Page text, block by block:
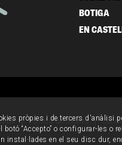
BOTIGA
EN
Política de cookies
pròpies i de tercers d'anàlisi
botó “Accepto” o configurar-les
instal·lades en el seu disc dur,